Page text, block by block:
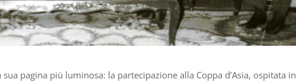
pagina più luminosa: la partecipazione alla Coppa d’Asia, ospitata in